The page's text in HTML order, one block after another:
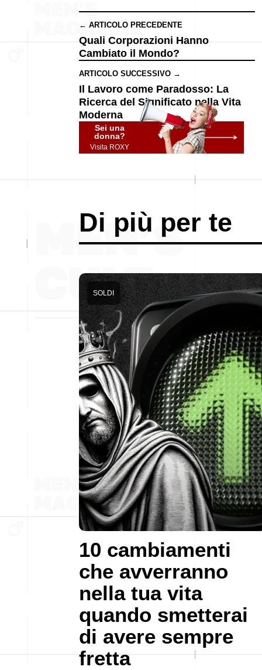
← ARTICOLO PRECEDENTE
Quali Corporazioni Hanno
Cambiato il Mondo?
ARTICOLO SUCCESSIVO →
Il Lavoro come Paradosso: La
Ricerca del Significato nella Vita
Moderna
Sei una
donna?
Visita ROXY
Di più per te
10 cambiamenti
che avverranno
nella tua vita
quando smetterai
di avere sempre
fretta
SOLDI